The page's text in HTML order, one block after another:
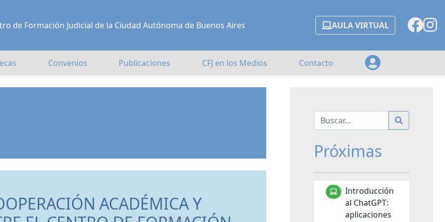
de Formación Judicial de la Ciudad Autónoma de Buenos Aires AULA VIRTUAL
Convenios Publicaciones CFJ en los Medios Contacto
ACADÉMICA Y
Próximas
Introducción
al ChatGPT:
aplicaciones